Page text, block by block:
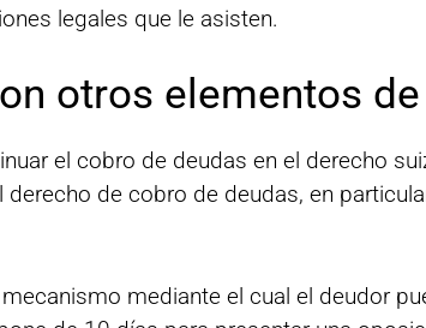
legales que le asisten.
otros elementos
el cobro de deudas en el derecho
derecho de cobro de deudas, en
mediante el cual el deudor